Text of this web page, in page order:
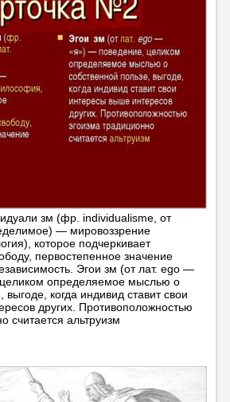
зм (фр. individualisme, от
— мировоззрение
которое подчеркивает
первостепенное значение
Эгои зм (от лат. ego —
определяемое мыслью о
выгоде, когда индивид ставит свои
других. Противоположностью
считается альтруизм